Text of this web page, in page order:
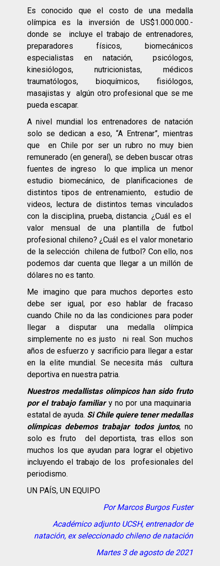
Es conocido que el costo de una medalla
olímpica es la inversión de US$1.000.000.-
donde se incluye el trabajo de entrenadores,
preparadores físicos, biomecánicos
especialistas en natación, psicólogos,
kinesiólogos, nutricionistas, médicos
traumatólogos, bioquímicos, fisiólogos,
masajistas y algún otro profesional que se me
pueda escapar.
A nivel mundial los entrenadores de natación
solo se dedican a eso, “A Entrenar”, mientras
que en Chile por ser un rubro no muy bien
remunerado (en general), se deben buscar otras
fuentes de ingreso lo que implica un menor
estudio biomecánico, de planificaciones de
distintos tipos de entrenamiento, estudio de
videos, lectura de distintos temas vinculados
con la disciplina, prueba, distancia. ¿Cuál es el
valor mensual de una plantilla de futbol
profesional chileno? ¿Cuál es el valor monetario
de la selección chilena de futbol? Con ello, nos
podemos dar cuenta que llegar a un millón de
dólares no es tanto.
Me imagino que para muchos deportes esto
debe ser igual, por eso hablar de fracaso
cuando Chile no da las condiciones para poder
llegar a disputar una medalla olímpica
simplemente no es justo ni real. Son muchos
años de esfuerzo y sacrificio para llegar a estar
en la elite mundial. Se necesita más cultura
deportiva en nuestra patria.
Nuestros medallistas olímpicos han sido fruto
por el trabajo familiary no por una maquinaria
estatal de ayuda. Si Chile quiere tener medallas
olímpicas debemos trabajar todos juntos, no
solo es fruto del deportista, tras ellos son
muchos los que ayudan para lograr el objetivo
incluyendo el trabajo de los profesionales del
periodismo.
UN PAÍS, UN EQUIPO
Por Marcos Burgos Fuster
Académico adjunto UCSH, entrenador de
natación, ex seleccionado chileno de natación
Martes 3 de agosto de 2021